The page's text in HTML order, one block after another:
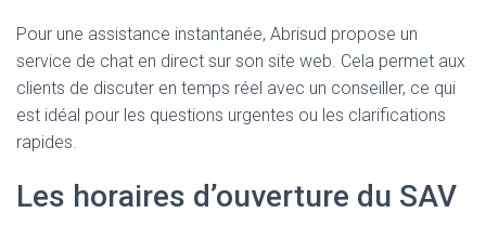
Pour une assistance instantanée, Abrisud propose un
service de chat en direct sur son site web. Cela permet aux
clients de discuter en temps réel avec un conseiller, ce qui
est idéal pour les questions urgentes ou les clarifications
rapides.
Les horaires d’ouverture du SAV